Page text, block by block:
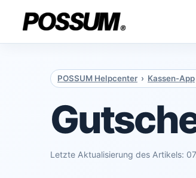
POSSUM Helpcenter › Kassen-App
Letzte Aktualisierung des Artikels: